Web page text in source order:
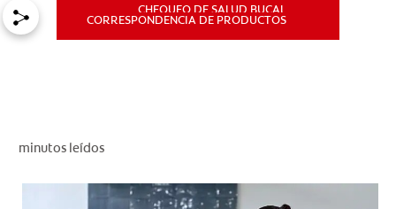
CHEQUEO DE SALUD BUCAL
CORRESPONDENCIA DE PRODUCTOS
minutos leídos